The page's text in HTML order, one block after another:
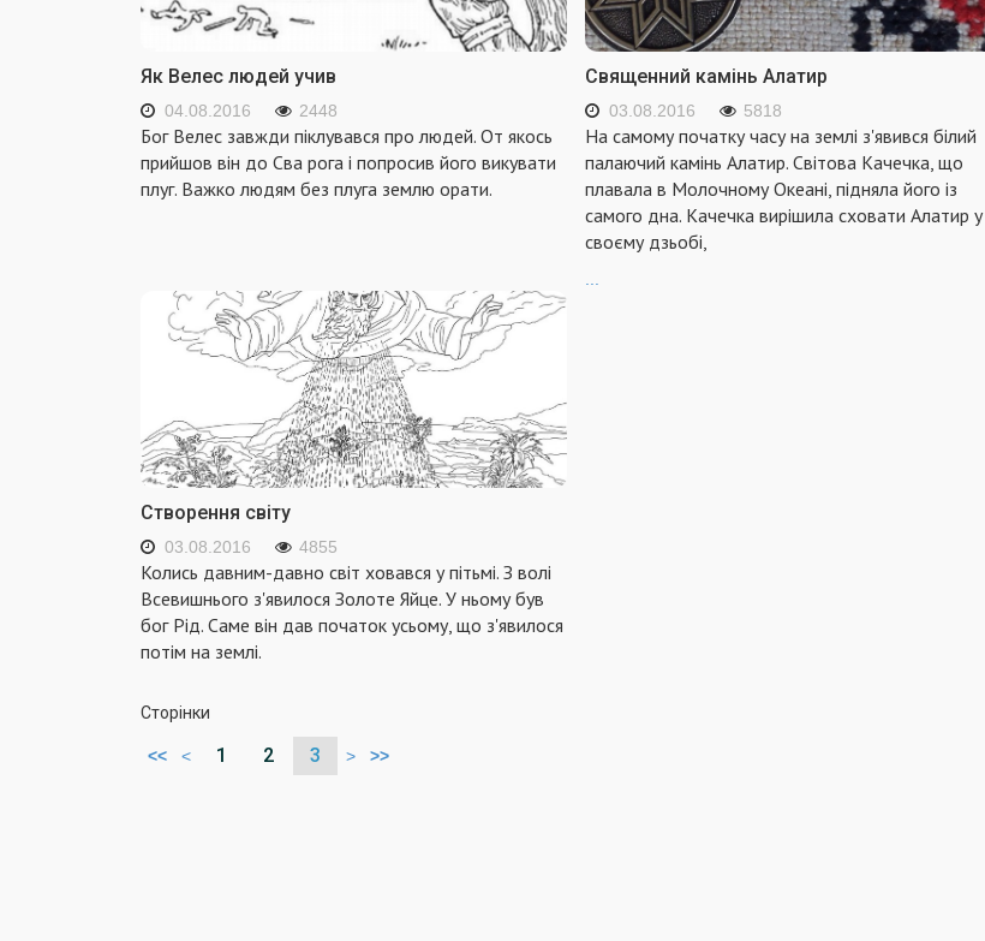
Як Велес людей учив
04.08.2016 2448
Бог Велес завжди піклувався про людей. От якось
прийшов він до Сва рога і попросив його викувати
плуг. Важко людям без плуга землю орати.
Священний камінь Алатир
03.08.2016 5818
На самому початку часу на землі з'явився білий
палаючий камінь Алатир. Світова Качечка, що
плавала в Молочному Океані, підняла його із
самого дна. Качечка вирішила сховати Алатир у
своєму дзьобі,
Створення світу
03.08.2016 4855
Колись давним-давно світ ховався у пітьмі. З волі
Всевишнього з'яви­лося Золоте Яйце. У ньому був
бог Рід. Саме він дав початок усьому, що з'явилося
потім на землі.
Сторінки
<< < 1 2 3 > >>